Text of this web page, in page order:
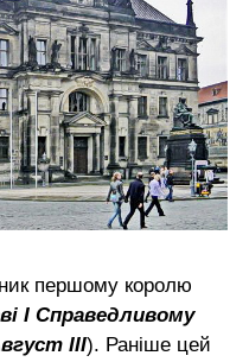
першому королю
І Справедливому
ІІІ). Раніше цей